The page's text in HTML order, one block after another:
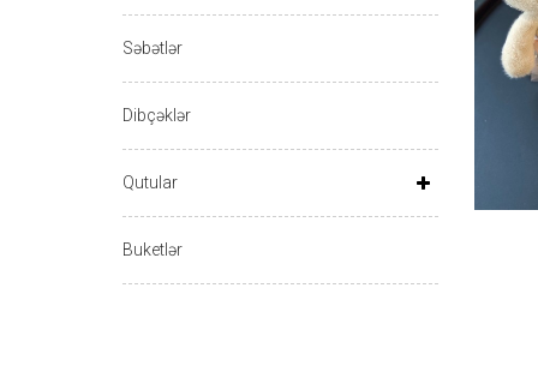
Səbətlər
Dibçəklər
Qutular
Buketlər